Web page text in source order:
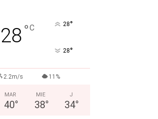
28 °C 28°
28°
2.2m/s 11%
MAR
40°
MIE
38°
J
34°